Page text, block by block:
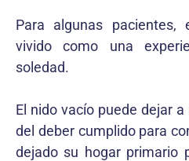
Para algunas pacientes,
vivido como una
soledad.
El nido vacío puede dejar
del deber cumplido para
dejado su hogar primario